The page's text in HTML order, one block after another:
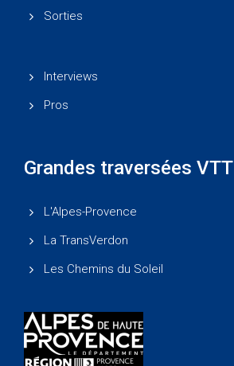
Sorties
Interviews
Pros
Grandes traversées VTT
L'Alpes-Provence
La TransVerdon
Les Chemins du Soleil